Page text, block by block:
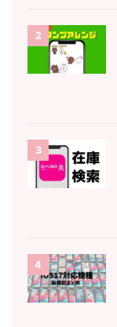
2
3
4